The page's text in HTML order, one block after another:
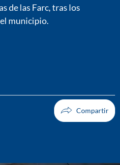
de las Farc, tras los
municipio.